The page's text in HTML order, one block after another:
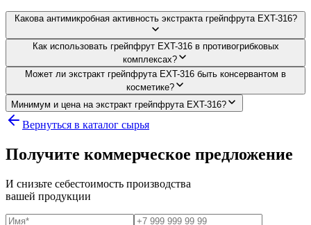
Какова антимикробная активность экстракта грейпфрута EXT-316?
Как использовать грейпфрут EXT-316 в противогрибковых
комплексах?
Может ли экстракт грейпфрута EXT-316 быть консервантом в
косметике?
Минимум и цена на экстракт грейпфрута EXT-316?
Вернуться в каталог сырья
Получите коммерческое предложение
И снизьте себестоимость производства
вашей продукции